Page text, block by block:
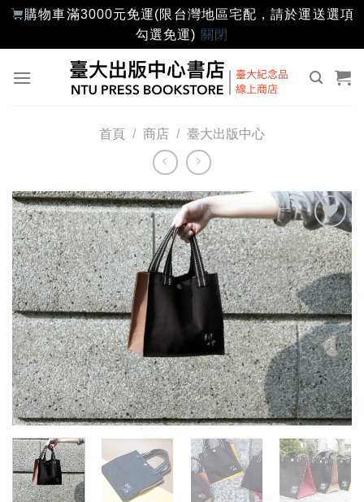
購物車滿3000元免運(限台灣地區宅配，請於運送選項
勾選免運) 關閉
首頁 / 商店 / 臺大出版中心
加入
「願
望輕
單」